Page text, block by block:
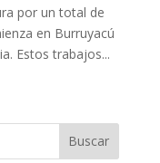
por un total de
en Burruyacú
Estos trabajos...
Buscar